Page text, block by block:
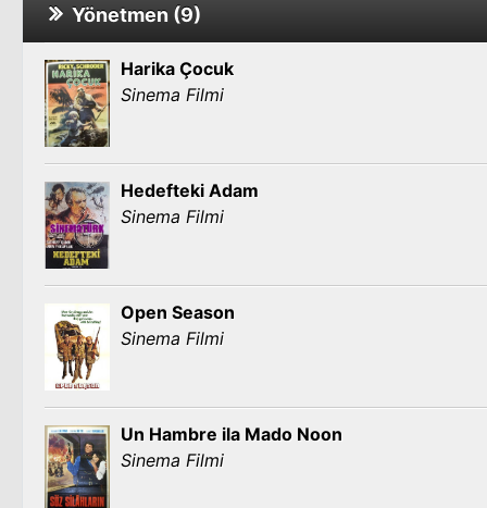
Yönetmen (9)
Harika Çocuk
Sinema Filmi
Hedefteki Adam
Sinema Filmi
Open Season
Sinema Filmi
Un Hambre ila Mado Noon
Sinema Filmi